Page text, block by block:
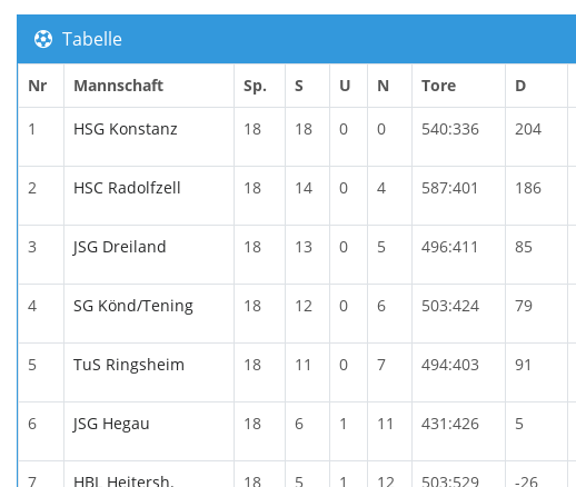
Tabelle
Nr Mannschaft Sp. S U N Tore D
1 HSG Konstanz 18 18 0 0 540:336 204
2 HSC Radolfzell 18 14 0 4 587:401 186
3 JSG Dreiland 18 13 0 5 496:411 85
4 SG Könd/Tening 18 12 0 6 503:424 79
5 TuS Ringsheim 18 11 0 7 494:403 91
6 JSG Hegau 18 6 1 11 431:426 5
7 HBL Heitersh. 18 5 1 12 503:529 -26